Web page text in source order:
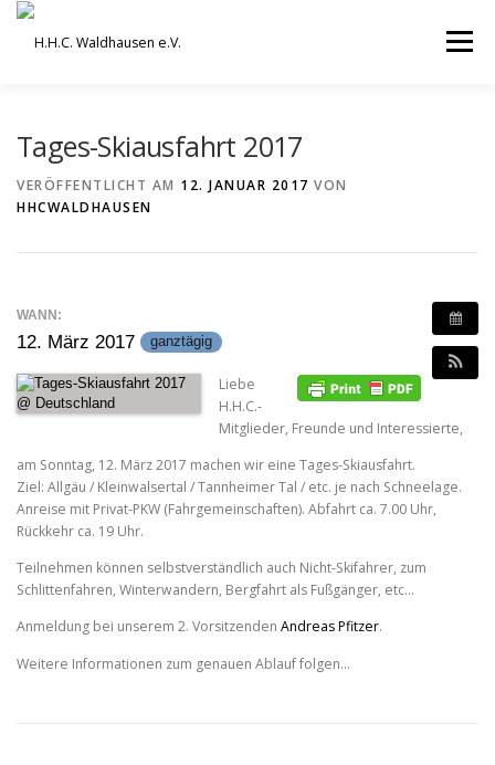
Zum
springen
Menü
ORCHESTER UND ENSEMBLES
Tages-Skiausfahrt 2017
VERÖFFENTLICHT AM 12. JANUAR 2017 VON
HHCWALDHAUSEN
WANN:
12. März 2017 ganztägig
Liebe
H.H.C.-
Mitglieder, Freunde und Interessierte,
am Sonntag, 12. März 2017 machen wir eine Tages-Skiausfahrt.
Ziel: Allgäu / Kleinwalsertal / Tannheimer Tal / etc. je nach Schneelage.
Anreise mit Privat-PKW (Fahrgemeinschaften). Abfahrt ca. 7.00 Uhr,
Rückkehr ca. 19 Uhr.
Teilnehmen können selbstverständlich auch Nicht-Skifahrer, zum
Schlittenfahren, Winterwandern, Bergfahrt als Fußgänger, etc…
Anmeldung bei unserem 2. Vorsitzenden Andreas Pfitzer.
Weitere Informationen zum genauen Ablauf folgen…